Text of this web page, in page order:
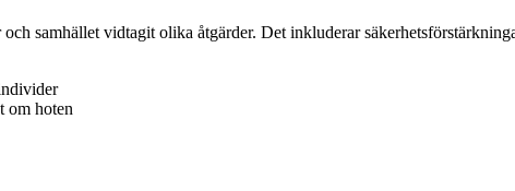
samhället vidtagit olika åtgärder. Det inkluderar
om hoten